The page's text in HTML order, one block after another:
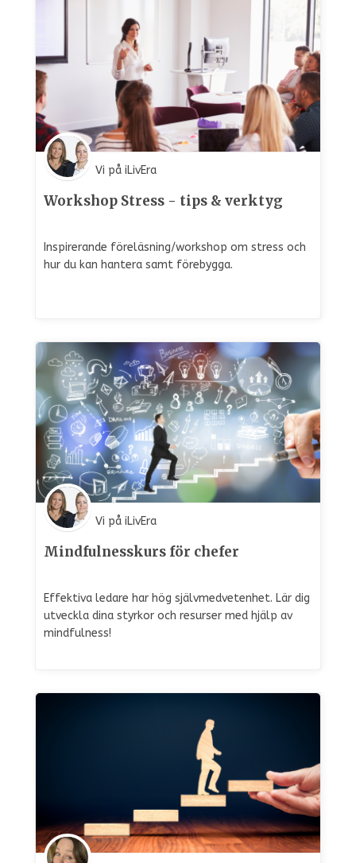
Vi på iLivEra
Workshop Stress - tips & verktyg
Inspirerande föreläsning/workshop om stress och
hur du kan hantera samt förebygga.
Vi på iLivEra
Mindfulnesskurs för chefer
Effektiva ledare har hög självmedvetenhet. Lär dig
utveckla dina styrkor och resurser med hjälp av
mindfulness!